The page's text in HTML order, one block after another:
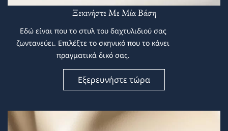
Ξεκινήστε Με Μία Βάση
Εδώ είναι που το στυλ του δαχτυλιδιού σας
ζωντανεύει. Επιλέξτε το σκηνικό που το κάνει
πραγματικά δικό σας.
Εξερευνήστε τώρα